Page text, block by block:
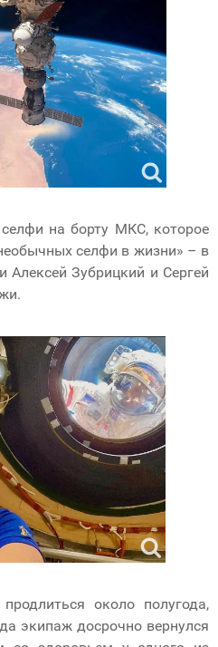
на борту МКС, которое
селфи в жизни» – в
Алексей Зубрицкий и Сергей
около полугода,
экипаж досрочно вернулся